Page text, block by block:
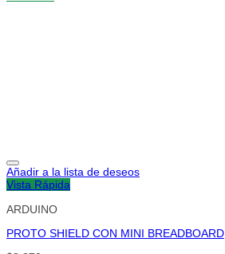
Añadir a la lista de deseos
Vista Rápida
ARDUINO
PROTO SHIELD CON MINI BREADBOARD